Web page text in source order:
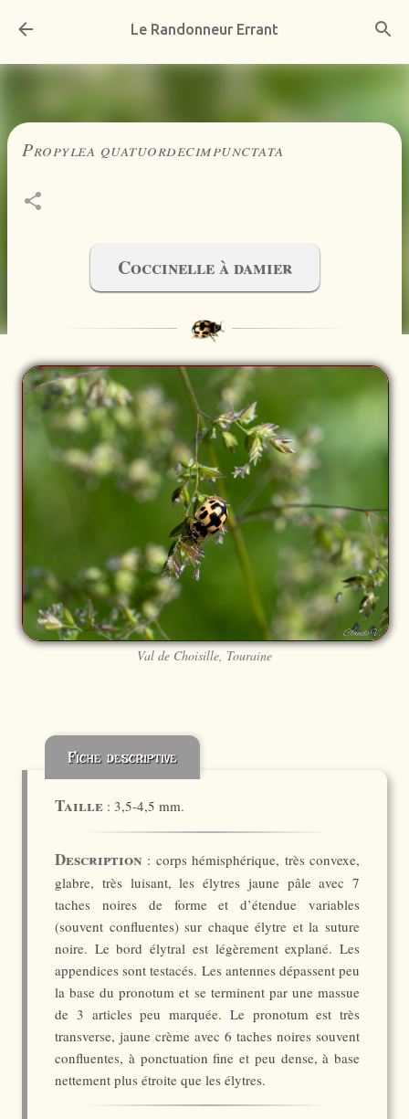
Accéder au contenu principal
Le Randonneur Errant
Propylea quatuordecimpunctata
Coccinelle à damier
Val de Choisille, Touraine
Fiche descriptive
Taille : 3,5-4,5 mm.
Description : corps hémisphérique, très convexe,
glabre, très luisant, les élytres jaune pâle avec 7
taches noires de forme et d’étendue variables
(souvent confluentes) sur chaque élytre et la suture
noire. Le bord élytral est légèrement explané. Les
appendices sont testacés. Les antennes dépassent peu
la base du pronotum et se terminent par une massue
de 3 articles peu marquée. Le pronotum est très
transverse, jaune crème avec 6 taches noires souvent
confluentes, à ponctuation fine et peu dense, à base
nettement plus étroite que les élytres.